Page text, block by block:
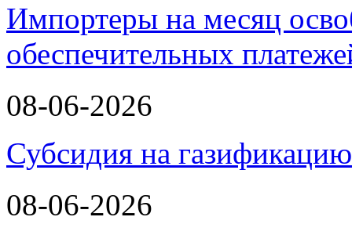
Импортеры на месяц
обеспечительных
08-06-2026
Субсидия на
08-06-2026